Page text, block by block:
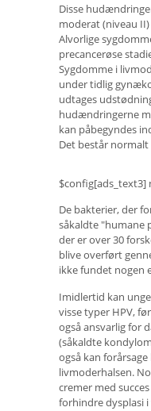
Disse
moderat (niveau
Alvorlige
precancerøse
Sygdomme i
under tidlig
udtages
hudændringerne
kan påbegyndes
Det består
$config[ads_text3]
De bakterier, der
såkaldte "humane
der er over 30
blive overført
ikke fundet nogen
Imidlertid kan
visse typer HPV,
også ansvarlig for
(såkaldte
også kan
livmoderhalsen.
cremer med
forhindre dysplasi